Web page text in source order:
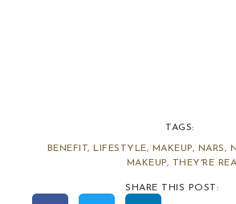
TAGS:
BENEFIT, LIFESTYLE, MAKEUP, NARS,
MAKEUP, THEY'RE
SHARE THIS POST: